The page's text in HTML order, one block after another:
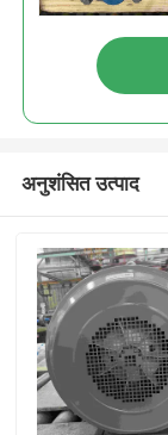
अनुशंसित उत्पाद